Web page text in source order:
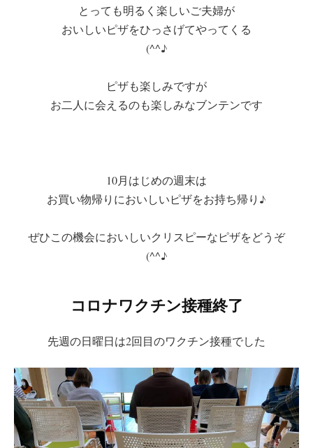
とっても明るく楽しいご夫婦が
おいしいピザをひっさげてやってくる
(^^♪
ピザも楽しみですが
お二人に会えるのも楽しみなブンテンです
10月はじめの週末は
お買い物帰りにおいしいピザをお持ち帰り♪
ぜひこの機会においしいクリスピーなピザをどうぞ
(^^♪
コロナワクチン接種終了
先週の日曜日は2回目のワクチン接種でした